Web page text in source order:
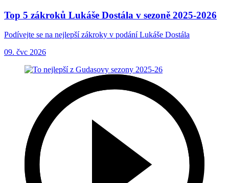
Top 5 zákroků Lukáše Dostála v sezoně 2025-2026
Podívejte se na nejlepší zákroky v podání Lukáše Dostála
09. čvc 2026